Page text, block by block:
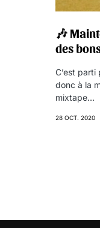
🎶
des
C’est parti
donc à la
mixtape…
28 OCT. 2020